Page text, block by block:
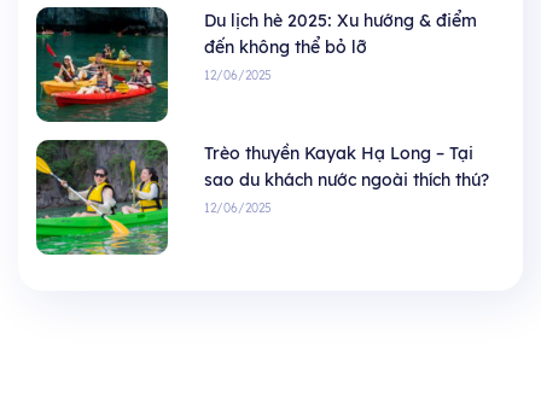
Du lịch hè 2025: Xu hướng & điểm
đến không thể bỏ lỡ
12/06/2025
Trèo thuyền Kayak Hạ Long – Tại
sao du khách nước ngoài thích thú?
12/06/2025